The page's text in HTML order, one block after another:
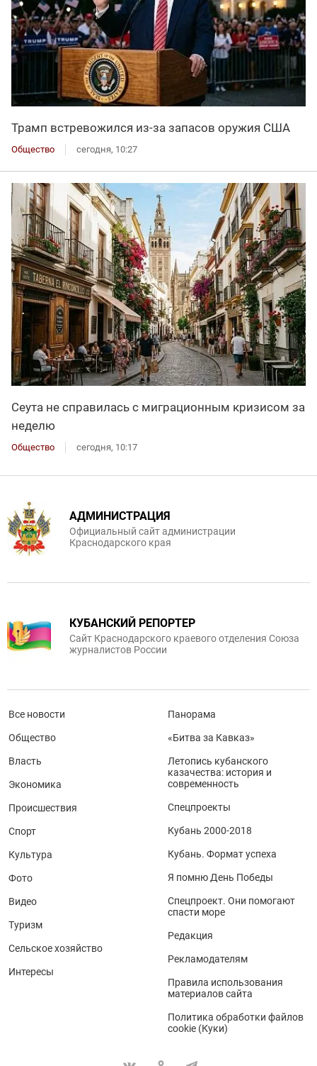
Трамп встревожился из-за запасов оружия США
Общество сегодня, 10:27
Сеута не справилась с миграционным кризисом за
неделю
Общество сегодня, 10:17
АДМИНИСТРАЦИЯ
Официальный сайт администрации
Краснодарского края
КУБАНСКИЙ РЕПОРТЕР
Сайт Краснодарского краевого отделения Союза
журналистов России
Все новости
Общество
Власть
Экономика
Происшествия
Спорт
Культура
Фото
Видео
Туризм
Сельское хозяйство
Интересы
Панорама
«Битва за Кавказ»
Летопись кубанского
казачества: история и
современность
Спецпроекты
Кубань 2000-2018
Кубань. Формат успеха
Я помню День Победы
Спецпроект. Они помогают
спасти море
Редакция
Рекламодателям
Правила использования
материалов сайта
Политика обработки файлов
cookie (Куки)